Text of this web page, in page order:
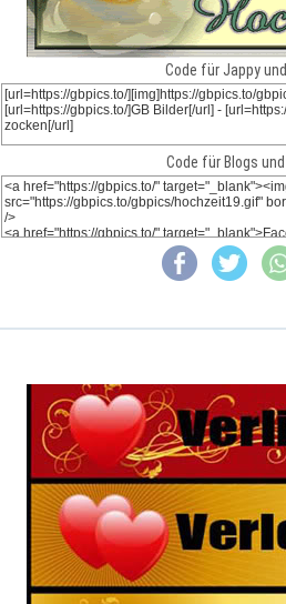
Code für Jappy und
Code für Blogs und